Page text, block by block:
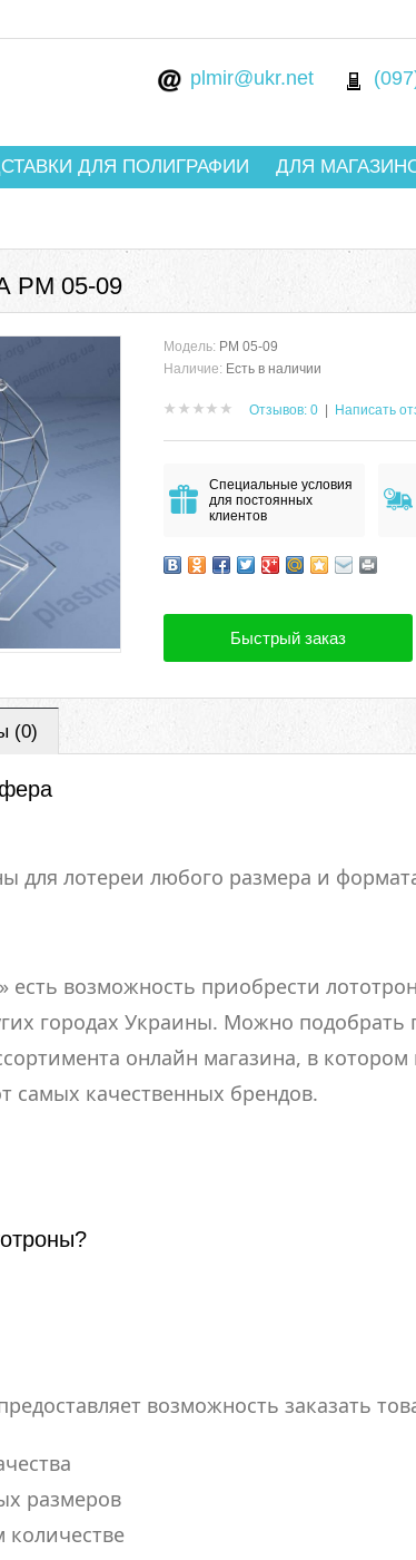
plmir@ukr.net
ДЛЯ ПОЛИГРАФИИ ДЛЯ
РМ 05-09
Модель: РМ 05-09
Наличие: Есть в наличии
Отзывов: 0 Написать
Специальные условия
для постоянных
клиентов
Быстрый заказ
(0)
для лотереи любого размера и
есть возможность приобрести
городах Украины. Можно подобрать
онлайн магазина, в
самых качественных брендов.
возможность заказать
размеров